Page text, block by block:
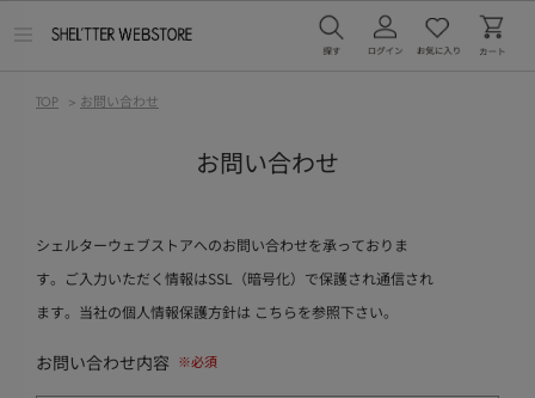
TOP > お問い合わせ
お問い合わせ
シェルターウェブストアへのお問い合わせを承っておりま
す。ご入力いただく情報はSSL（暗号化）で保護され通信され
ます。当社の個人情報保護方針は こちらを参照下さい。
お問い合わせ内容